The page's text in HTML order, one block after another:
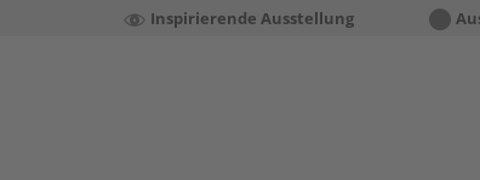
Inspirierende Ausstellung